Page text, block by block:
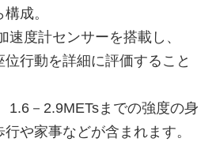
成。
速度計センサーを搭載し、
位行動を詳細に評価すること
1.6－2.9METsまでの強度の身
や家事などが含まれます。